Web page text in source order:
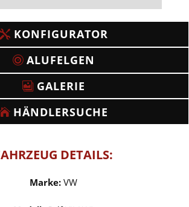
KONFIGURATOR
ALUFELGEN
GALERIE
HÄNDLERSUCHE
DETAILS:
Marke: VW